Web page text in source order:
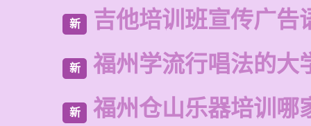
新 吉他培训班宣传广告
新 福州学流行唱法的大
新 福州仓山乐器培训哪